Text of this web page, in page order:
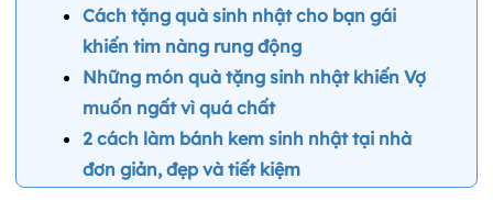
Cách tặng quà sinh nhật cho bạn gái
khiến tim nàng rung động
Những món quà tặng sinh nhật khiến Vợ
muốn ngất vì quá chất
2 cách làm bánh kem sinh nhật tại nhà
đơn giản, đẹp và tiết kiệm